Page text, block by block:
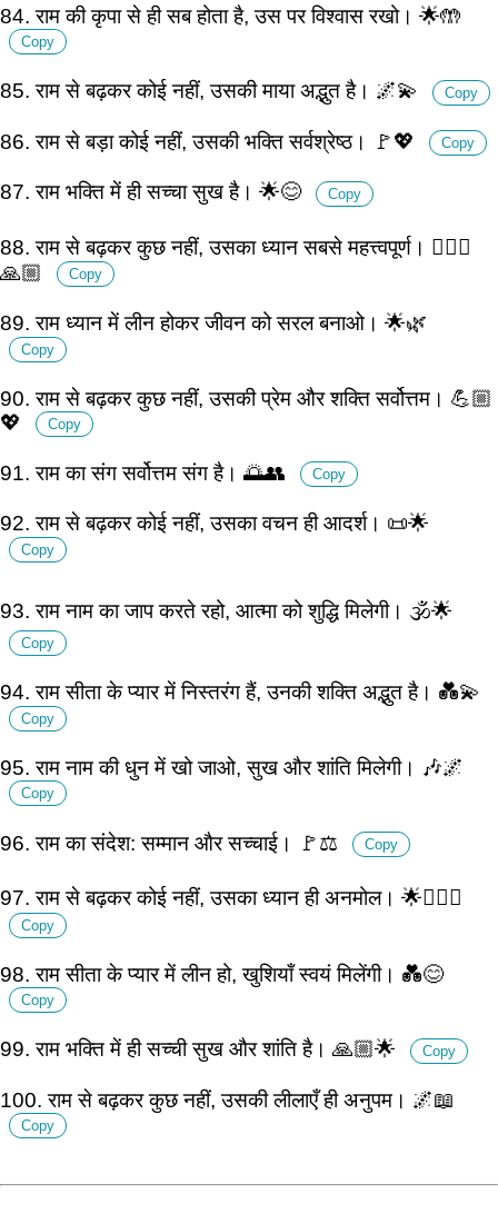
84. राम की कृपा से ही सब होता है, उस पर विश्वास रखो। 🌟🤲
Copy
85. राम से बढ़कर कोई नहीं, उसकी माया अद्भुत है। 🌌💫 Copy
86. राम से बड़ा कोई नहीं, उसकी भक्ति सर्वश्रेष्ठ। 🚩💖 Copy
87. राम भक्ति में ही सच्चा सुख है। 🌟😊 Copy
88. राम से बढ़कर कुछ नहीं, उसका ध्यान सबसे महत्त्वपूर्ण। 🧘🏽‍♂️
🙏🏼
Copy
89. राम ध्यान में लीन होकर जीवन को सरल बनाओ। 🌟🌿
Copy
90. राम से बढ़कर कुछ नहीं, उसकी प्रेम और शक्ति सर्वोत्तम। 💪🏼
💖
Copy
91. राम का संग सर्वोत्तम संग है। 🌅👥 Copy
92. राम से बढ़कर कोई नहीं, उसका वचन ही आदर्श। 📜🌟
Copy
93. राम नाम का जाप करते रहो, आत्मा को शुद्धि मिलेगी। 🕉️🌟
Copy
94. राम सीता के प्यार में निस्तरंग हैं, उनकी शक्ति अद्भुत है। 💑💫
Copy
95. राम नाम की धुन में खो जाओ, सुख और शांति मिलेगी। 🎶🌌
Copy
96. राम का संदेश: सम्मान और सच्चाई। 🚩⚖️ Copy
97. राम से बढ़कर कोई नहीं, उसका ध्यान ही अनमोल। 🌟🧘🏽‍♂️
Copy
98. राम सीता के प्यार में लीन हो, खुशियाँ स्वयं मिलेंगी। 💑😊
Copy
99. राम भक्ति में ही सच्ची सुख और शांति है। 🙏🏼🌟 Copy
100. राम से बढ़कर कुछ नहीं, उसकी लीलाएँ ही अनुपम। 🌌📖
Copy